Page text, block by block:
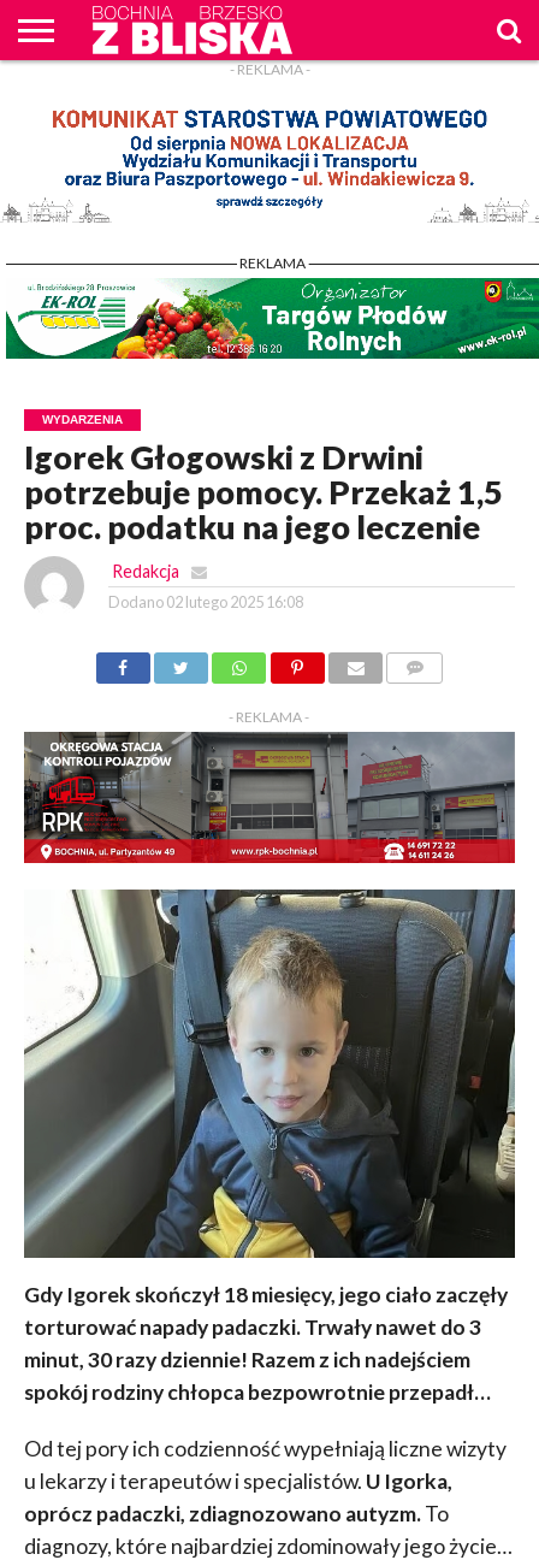
WPROST
REKLAM
- REKLAMA -
- REKLAMA -
WYDARZENIA
Igorek Głogowski z Drwini
potrzebuje pomocy. Przekaż 1,5
proc. podatku na jego leczenie
Redakcja
Dodano 02 lutego 2025 16:08
- REKLAMA -
Gdy Igorek skończył 18 miesięcy, jego ciało zaczęły
torturować napady padaczki. Trwały nawet do 3
minut, 30 razy dziennie! Razem z ich nadejściem
spokój rodziny chłopca bezpowrotnie przepadł…
Od tej pory ich codzienność wypełniają liczne wizyty
u lekarzy i terapeutów i specjalistów. U Igorka,
oprócz padaczki, zdiagnozowano autyzm.To
diagnozy, które najbardziej zdominowały jego życie…